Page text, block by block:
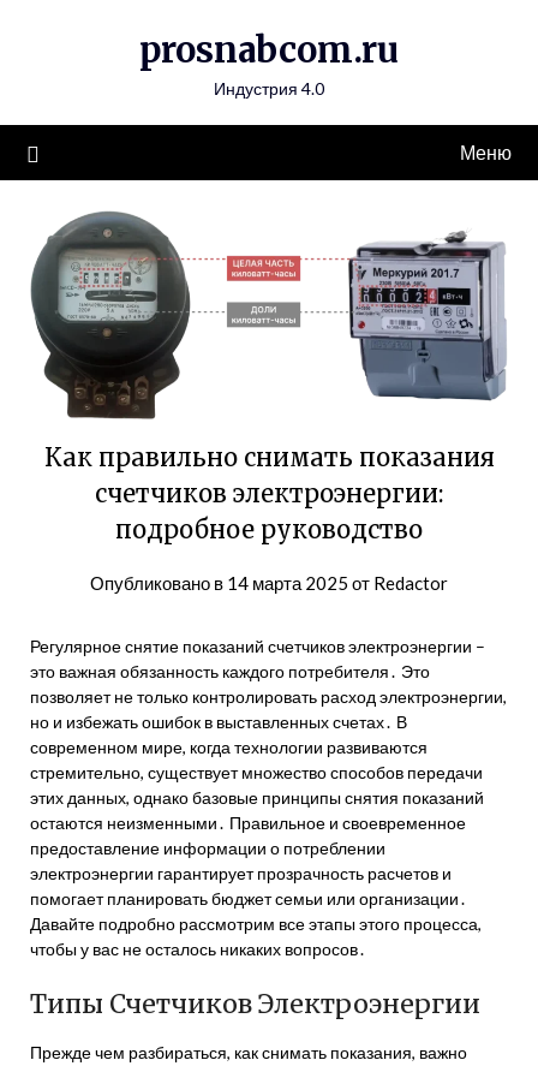
prosnabcom.ru
Индустрия 4.0
Меню
Как правильно снимать показания
счетчиков электроэнергии:
подробное руководство
Опубликовано в 14 марта 2025 от Redactor
Регулярное снятие показаний счетчиков электроэнергии –
это важная обязанность каждого потребителя․ Это
позволяет не только контролировать расход электроэнергии,
но и избежать ошибок в выставленных счетах․ В
современном мире, когда технологии развиваются
стремительно, существует множество способов передачи
этих данных, однако базовые принципы снятия показаний
остаются неизменными․ Правильное и своевременное
предоставление информации о потреблении
электроэнергии гарантирует прозрачность расчетов и
помогает планировать бюджет семьи или организации․
Давайте подробно рассмотрим все этапы этого процесса,
чтобы у вас не осталось никаких вопросов․
Типы Счетчиков Электроэнергии
Прежде чем разбираться, как снимать показания, важно